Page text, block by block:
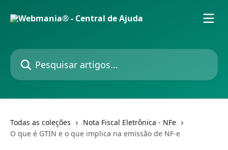
Pesquisar artigos...
Todas as coleções
Nota Fiscal Eletrônica - NFe
O que é GTIN e o que implica na emissão de NF-e